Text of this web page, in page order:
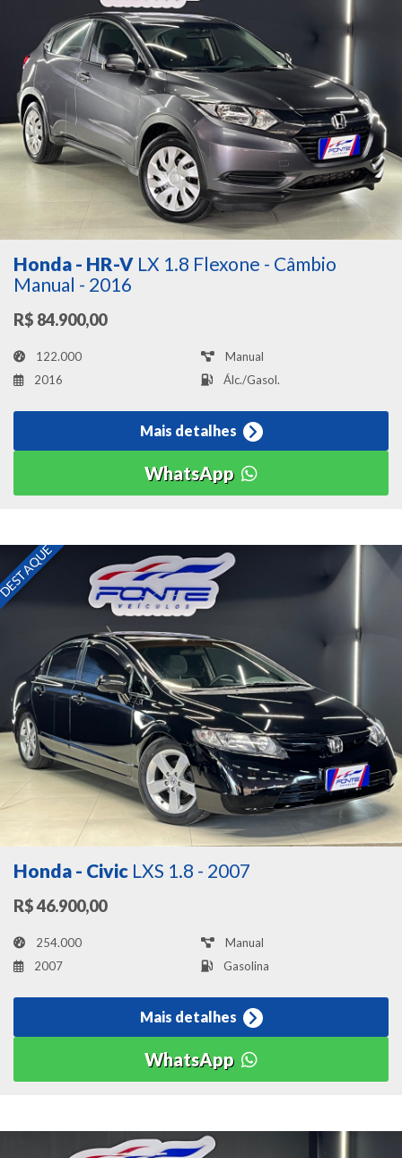
Honda - HR-V LX 1.8 Flexone - Câmbio
Manual - 2016
R$ 84.900,00
122.000
Manual
2016
Álc./Gasol.
Mais detalhes
WhatsApp
Honda - Civic LXS 1.8 - 2007
R$ 46.900,00
254.000
Manual
2007
Gasolina
Mais detalhes
WhatsApp